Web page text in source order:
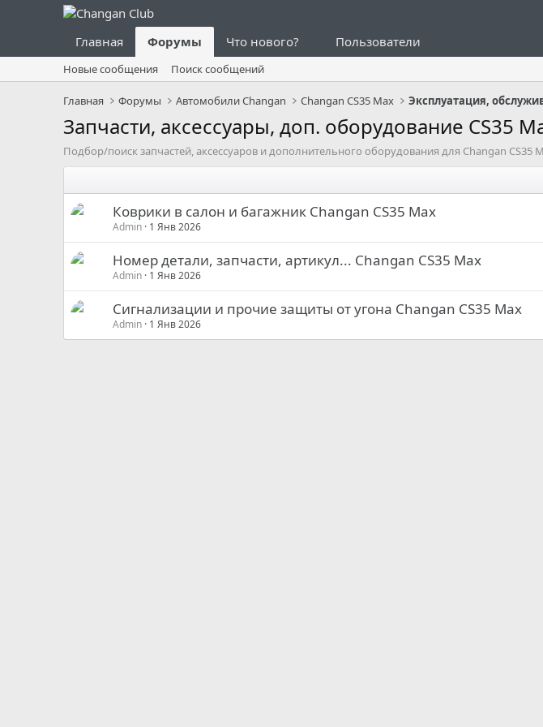
Главная Форумы Что нового? Пользователи
Новые сообщения Поиск сообщений
Главная Форумы Автомобили Changan Changan CS35 Max
Запчасти, аксессуары, доп. оборудование CS35
Подбор/поиск запчастей, аксессуаров и дополнительного оборудования для Changan CS35
Коврики в салон и багажник Changan CS35 Max
Admin 1 Янв 2026
Номер детали, запчасти, артикул... Changan CS35 Max
Admin 1 Янв 2026
Сигнализации и прочие защиты от угона Changan CS35 Max
Admin 1 Янв 2026